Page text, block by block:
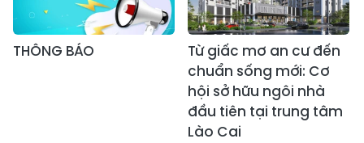
THÔNG BÁO
Từ giấc mơ an cư đến
chuẩn sống mới: Cơ
hội sở hữu ngôi nhà
đầu tiên tại trung tâm
Lào Cai